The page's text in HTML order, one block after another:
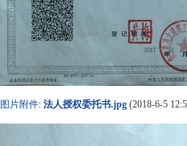
图片附件:法人授权委托书.jpg (2018-6-5